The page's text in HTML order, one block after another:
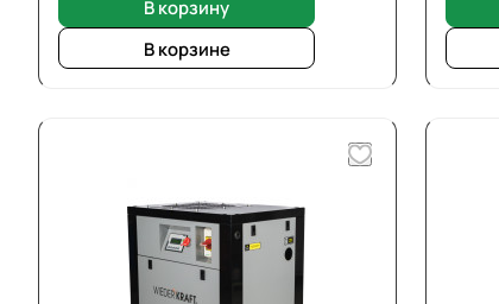
В корзину
В корзине